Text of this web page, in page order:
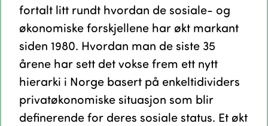
fortalt litt rundt hvordan de sosiale- og
økonomiske forskjellene har økt markant
siden 1980. Hvordan man de siste 35
årene har sett det vokse frem ett nytt
hierarki i Norge basert på enkeltidividers
privatøkonomiske situasjon som blir
definerende for deres sosiale status. Et økt